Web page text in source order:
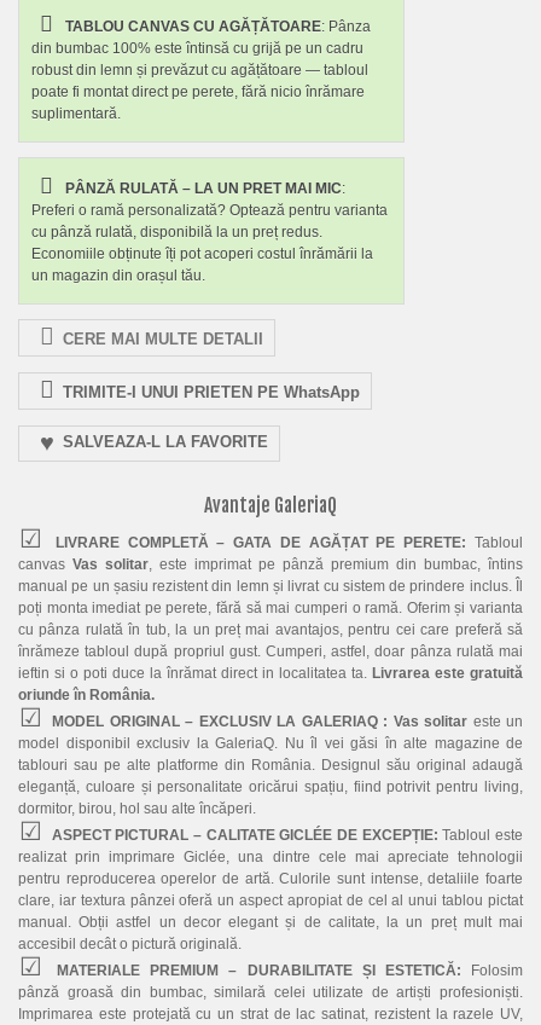
TABLOU CANVAS CU AGĂȚĂTOARE: Pânza
din bumbac 100% este întinsă cu grijă pe un cadru
robust din lemn și prevăzut cu agățătoare — tabloul
poate fi montat direct pe perete, fără nicio înrămare
suplimentară.
PÂNZĂ RULATĂ – LA UN PRET MAI MIC:
Preferi o ramă personalizată? Optează pentru varianta
cu pânză rulată, disponibilă la un preț redus.
Economiile obținute îți pot acoperi costul înrămării la
un magazin din orașul tău.
CERE MAI MULTE DETALII
TRIMITE-I UNUI PRIETEN PE WhatsApp
SALVEAZA-L LA FAVORITE
Avantaje GaleriaQ
LIVRARE COMPLETĂ – GATA DE AGĂȚAT PE PERETE:Tabloul
canvas Vas solitar , este imprimat pe pânză premium din bumbac, întins
manual pe un șasiu rezistent din lemn și livrat cu sistem de prindere inclus. Îl
poți monta imediat pe perete, fără să mai cumperi o ramă. Oferim și varianta
cu pânza rulată în tub, la un preț mai avantajos, pentru cei care preferă să
înrămeze tabloul după propriul gust. Cumperi, astfel, doar pânza rulată mai
ieftin si o poti duce la înrămat direct in localitatea ta. Livrarea este gratuită
oriunde în România.
MODEL ORIGINAL – EXCLUSIV LA GALERIAQ : Vas solitar este un
model disponibil exclusiv la GaleriaQ. Nu îl vei găsi în alte magazine de
tablouri sau pe alte platforme din România. Designul său original adaugă
eleganță, culoare și personalitate oricărui spațiu, fiind potrivit pentru living,
dormitor, birou, hol sau alte încăperi.
ASPECT PICTURAL – CALITATE GICLÉE DE EXCEPȚIE: Tabloul este
realizat prin imprimare Giclée, una dintre cele mai apreciate tehnologii
pentru reproducerea operelor de artă. Culorile sunt intense, detaliile foarte
clare, iar textura pânzei oferă un aspect apropiat de cel al unui tablou pictat
manual. Obții astfel un decor elegant și de calitate, la un preț mult mai
accesibil decât o pictură originală.
MATERIALE PREMIUM – DURABILITATE ȘI ESTETICĂ: Folosim
pânză groasă din bumbac, similară celei utilizate de artiști profesioniști.
Imprimarea este protejată cu un strat de lac satinat, rezistent la razele UV,